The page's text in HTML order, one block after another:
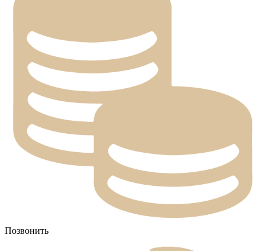
Позвонить